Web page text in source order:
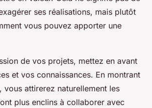
ses réalisations, mais plutôt
vous pouvez apporter une
de vos projets, mettez en avant
et vos connaissances. En montrant
vous attirerez naturellement les
plus enclins à collaborer avec